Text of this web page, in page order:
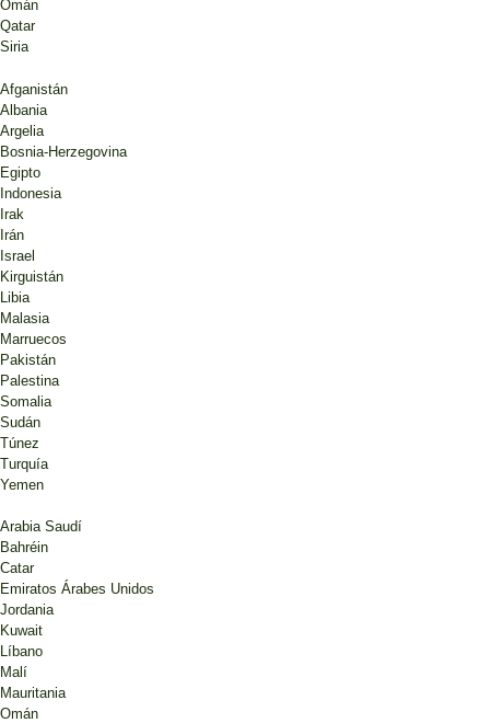
Omán
Qatar
Siria
Afganistán
Albania
Argelia
Bosnia-Herzegovina
Egipto
Indonesia
Irak
Irán
Israel
Kirguistán
Libia
Malasia
Marruecos
Pakistán
Palestina
Somalia
Sudán
Túnez
Turquía
Yemen
Arabia Saudí
Bahréin
Catar
Emiratos Árabes Unidos
Jordania
Kuwait
Líbano
Malí
Mauritania
Omán